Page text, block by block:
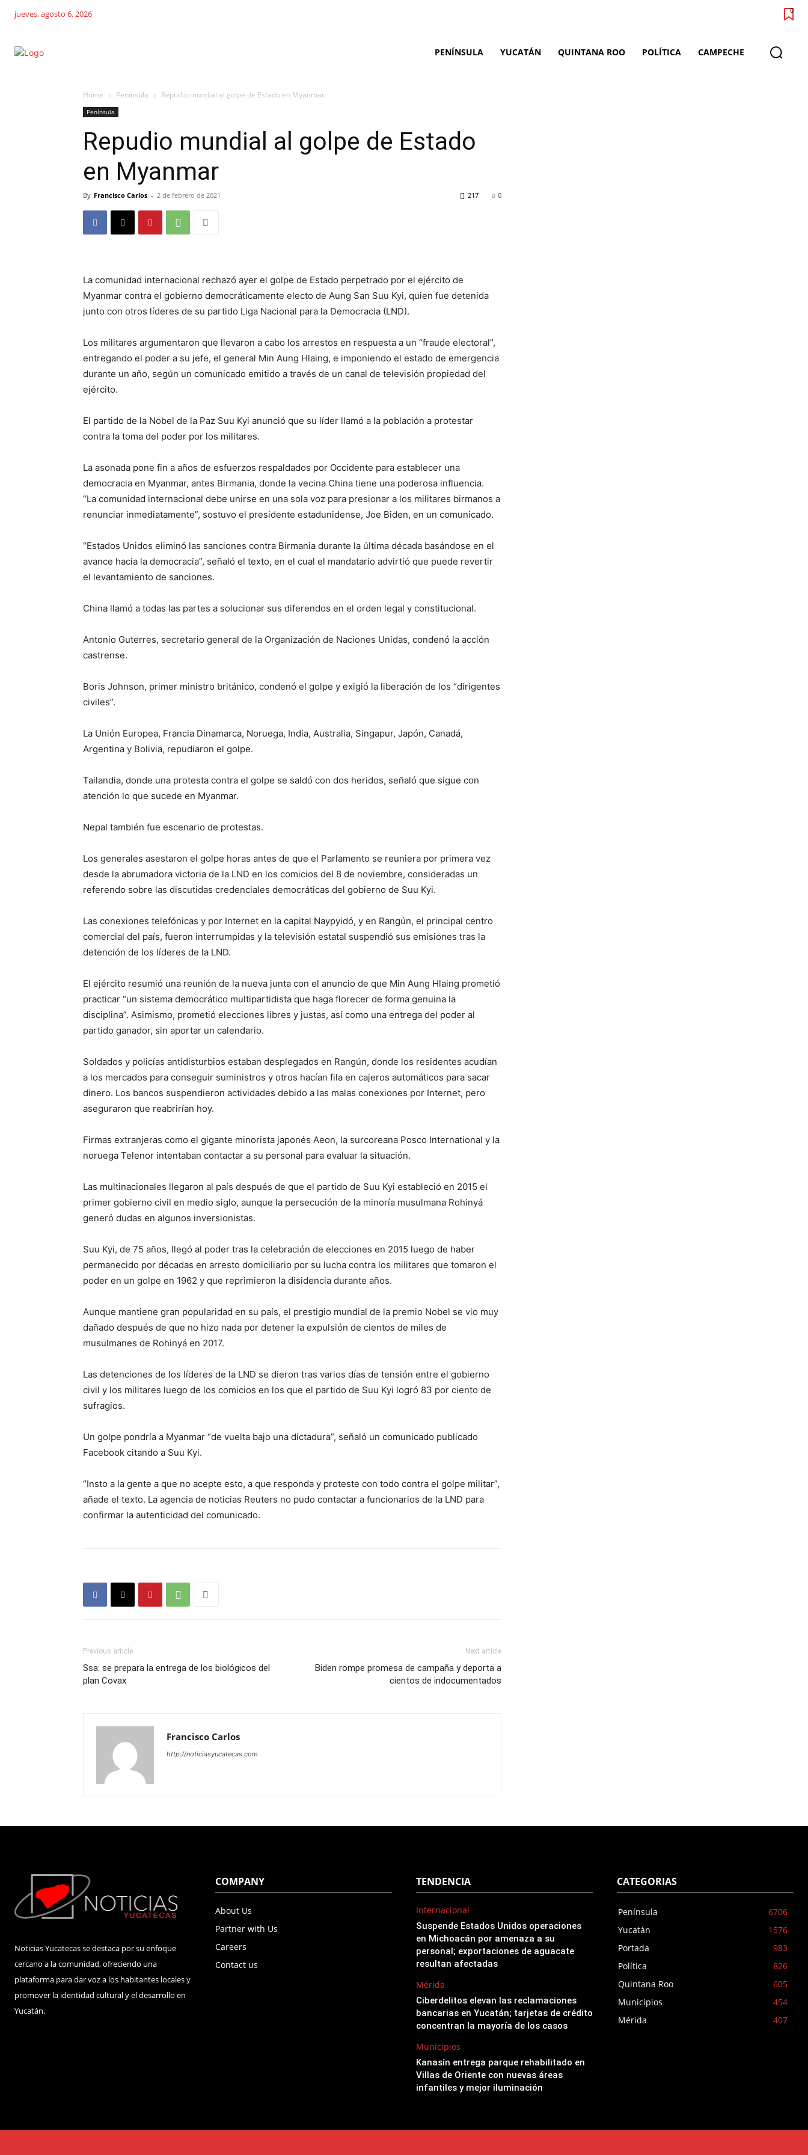
jueves, agosto 6, 2026 0
PENÍNSULA YUCATÁN QUINTANA ROO POLÍTICA CAMPECHE
Home Península Repudio mundial al golpe de Estado en Myanmar
Península
Repudio mundial al golpe de Estado
en Myanmar
By Francisco Carlos - 2 de febrero de 2021 0
217
La comunidad internacional rechazó ayer el golpe de Estado perpetrado por el ejército de
Myanmar contra el gobierno democráticamente electo de Aung San Suu Kyi, quien fue detenida
junto con otros líderes de su partido Liga Nacional para la Democracia (LND).
Los militares argumentaron que llevaron a cabo los arrestos en respuesta a un “fraude electoral”,
entregando el poder a su jefe, el general Min Aung Hlaing, e imponiendo el estado de emergencia
durante un año, según un comunicado emitido a través de un canal de televisión propiedad del
ejército.
El partido de la Nobel de la Paz Suu Kyi anunció que su líder llamó a la población a protestar
contra la toma del poder por los militares.
La asonada pone fin a años de esfuerzos respaldados por Occidente para establecer una
democracia en Myanmar, antes Birmania, donde la vecina China tiene una poderosa influencia.
“La comunidad internacional debe unirse en una sola voz para presionar a los militares birmanos a
renunciar inmediatamente”, sostuvo el presidente estadunidense, Joe Biden, en un comunicado.
“Estados Unidos eliminó las sanciones contra Birmania durante la última década basándose en el
avance hacia la democracia”, señaló el texto, en el cual el mandatario advirtió que puede revertir
el levantamiento de sanciones.
China llamó a todas las partes a solucionar sus diferendos en el orden legal y constitucional.
Antonio Guterres, secretario general de la Organización de Naciones Unidas, condenó la acción
castrense.
Boris Johnson, primer ministro británico, condenó el golpe y exigió la liberación de los “dirigentes
civiles”.
La Unión Europea, Francia Dinamarca, Noruega, India, Australia, Singapur, Japón, Canadá,
Argentina y Bolivia, repudiaron el golpe.
Tailandia, donde una protesta contra el golpe se saldó con dos heridos, señaló que sigue con
atención lo que sucede en Myanmar.
Nepal también fue escenario de protestas.
Los generales asestaron el golpe horas antes de que el Parlamento se reuniera por primera vez
desde la abrumadora victoria de la LND en los comicios del 8 de noviembre, consideradas un
referendo sobre las discutidas credenciales democráticas del gobierno de Suu Kyi.
Las conexiones telefónicas y por Internet en la capital Naypyidó, y en Rangún, el principal centro
comercial del país, fueron interrumpidas y la televisión estatal suspendió sus emisiones tras la
detención de los líderes de la LND.
El ejército resumió una reunión de la nueva junta con el anuncio de que Min Aung Hlaing prometió
practicar “un sistema democrático multipartidista que haga florecer de forma genuina la
disciplina”. Asimismo, prometió elecciones libres y justas, así como una entrega del poder al
partido ganador, sin aportar un calendario.
Soldados y policías antidisturbios estaban desplegados en Rangún, donde los residentes acudían
a los mercados para conseguir suministros y otros hacían fila en cajeros automáticos para sacar
dinero. Los bancos suspendieron actividades debido a las malas conexiones por Internet, pero
aseguraron que reabrirían hoy.
Firmas extranjeras como el gigante minorista japonés Aeon, la surcoreana Posco International y la
noruega Telenor intentaban contactar a su personal para evaluar la situación.
Las multinacionales llegaron al país después de que el partido de Suu Kyi estableció en 2015 el
primer gobierno civil en medio siglo, aunque la persecución de la minoría musulmana Rohinyá
generó dudas en algunos inversionistas.
Suu Kyi, de 75 años, llegó al poder tras la celebración de elecciones en 2015 luego de haber
permanecido por décadas en arresto domiciliario por su lucha contra los militares que tomaron el
poder en un golpe en 1962 y que reprimieron la disidencia durante años.
Aunque mantiene gran popularidad en su país, el prestigio mundial de la premio Nobel se vio muy
dañado después de que no hizo nada por detener la expulsión de cientos de miles de
musulmanes de Rohinyá en 2017.
Las detenciones de los líderes de la LND se dieron tras varios días de tensión entre el gobierno
civil y los militares luego de los comicios en los que el partido de Suu Kyi logró 83 por ciento de
sufragios.
Un golpe pondría a Myanmar “de vuelta bajo una dictadura”, señaló un comunicado publicado
Facebook citando a Suu Kyi.
“Insto a la gente a que no acepte esto, a que responda y proteste con todo contra el golpe militar”,
añade el texto. La agencia de noticias Reuters no pudo contactar a funcionarios de la LND para
confirmar la autenticidad del comunicado.
Previous article
Ssa: se prepara la entrega de los biológicos del
plan Covax
Next article
Biden rompe promesa de campaña y deporta a
cientos de indocumentados
Francisco Carlos
http://noticiasyucatecas.com
Noticias Yucatecas se destaca por su enfoque
cercano a la comunidad, ofreciendo una
plataforma para dar voz a los habitantes locales y
promover la identidad cultural y el desarrollo en
Yucatán.
COMPANY
About Us
Partner with Us
Careers
Contact us
TENDENCIA
Internacional
Suspende Estados Unidos operaciones
en Michoacán por amenaza a su
personal; exportaciones de aguacate
resultan afectadas
Mérida
Ciberdelitos elevan las reclamaciones
bancarias en Yucatán; tarjetas de crédito
concentran la mayoría de los casos
Municipios
Kanasín entrega parque rehabilitado en
Villas de Oriente con nuevas áreas
infantiles y mejor iluminación
CATEGORIAS
Península
6706
Yucatán
1576
Portada
983
Política
826
Quintana Roo
605
Municipios
454
Mérida
407